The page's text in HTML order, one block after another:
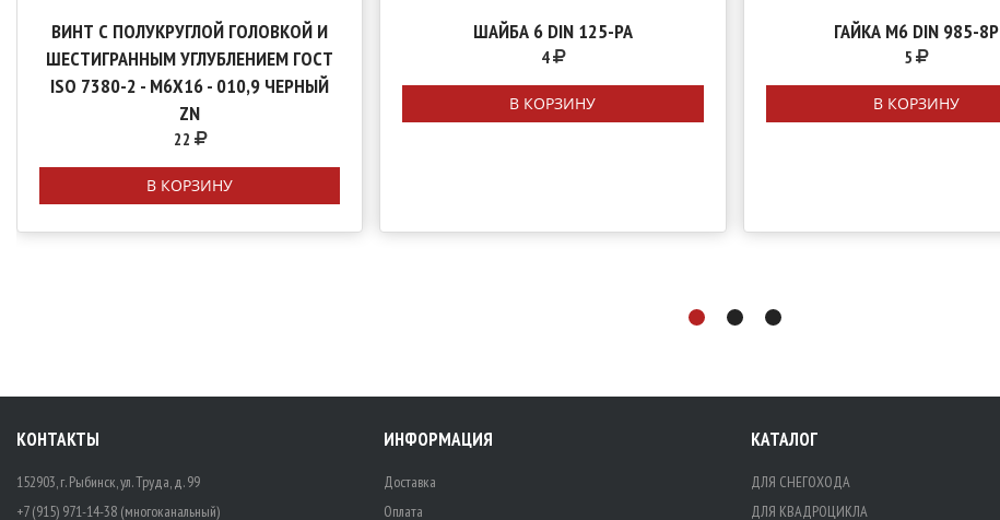
ВИНТ С ПОЛУКРУГЛОЙ ГОЛОВКОЙ И
ШЕСТИГРАННЫМ УГЛУБЛЕНИЕМ ГОСТ
ISO 7380-2 - М6Х16 - 010,9 ЧЕРНЫЙ
ZN
22
В КОРЗИНУ
ШАЙБА 6 DIN 125-PA
4
В КОРЗИНУ
ГАЙКА М6 DIN 985-8Р
5
В КОРЗИНУ
КОНТАКТЫ
152903, г. Рыбинск, ул. Труда, д. 99
+7 (915) 971-14-38 (многоканальный)
ИНФОРМАЦИЯ
Доставка
Оплата
КАТАЛОГ
ДЛЯ СНЕГОХОДА
ДЛЯ КВАДРОЦИКЛА